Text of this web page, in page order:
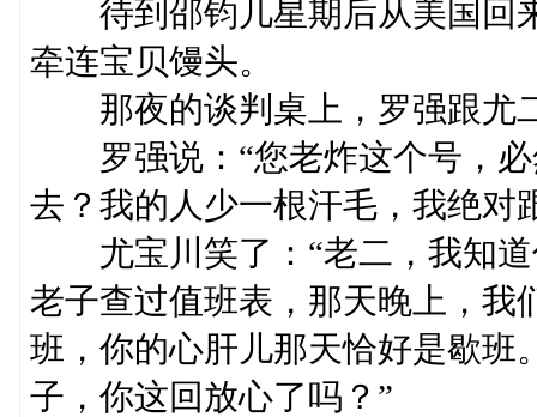
待到邵钧几星期后从美国回
牵连宝贝馒头。
那夜的谈判桌上，罗强跟尤
罗强说：“您老炸这个号，必
去？我的人少一根汗毛，我绝对
尤宝川笑了：“老二，我知
老子查过值班表，那天晚上，我
班，你的心肝儿那天恰好是歇班
子，你这回放心了吗？”